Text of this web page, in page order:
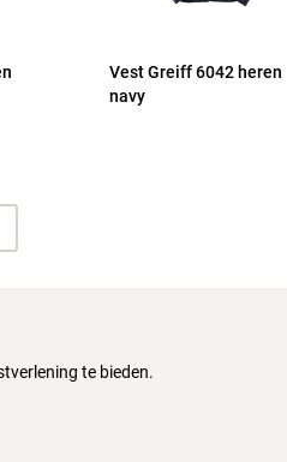
Vest Greiff 6042 heren
navy
te bieden.